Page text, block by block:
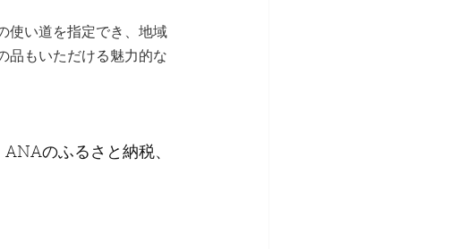
使い道を指定でき、地域
品もいただける魅力的な
のふるさと納税、